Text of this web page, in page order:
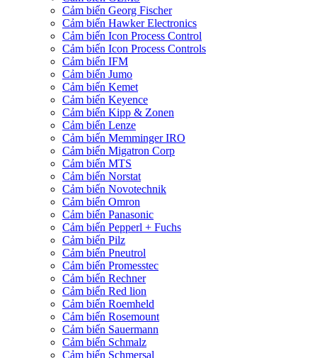
Cảm biến Georg Fischer
Cảm biến Hawker Electronics
Cảm biến Icon Process Control
Cảm biến Icon Process Controls
Cảm biến IFM
Cảm biến Jumo
Cảm biến Kemet
Cảm biến Keyence
Cảm biến Kipp & Zonen
Cảm biến Lenze
Cảm biến Memminger IRO
Cảm biến Migatron Corp
Cảm biến MTS
Cảm biến Norstat
Cảm biến Novotechnik
Cảm biến Omron
Cảm biến Panasonic
Cảm biến Pepperl + Fuchs
Cảm biến Pilz
Cảm biến Pneutrol
Cảm biến Promesstec
Cảm biến Rechner
Cảm biến Red lion
Cảm biến Roemheld
Cảm biến Rosemount
Cảm biến Sauermann
Cảm biến Schmalz
Cảm biến Schmersal